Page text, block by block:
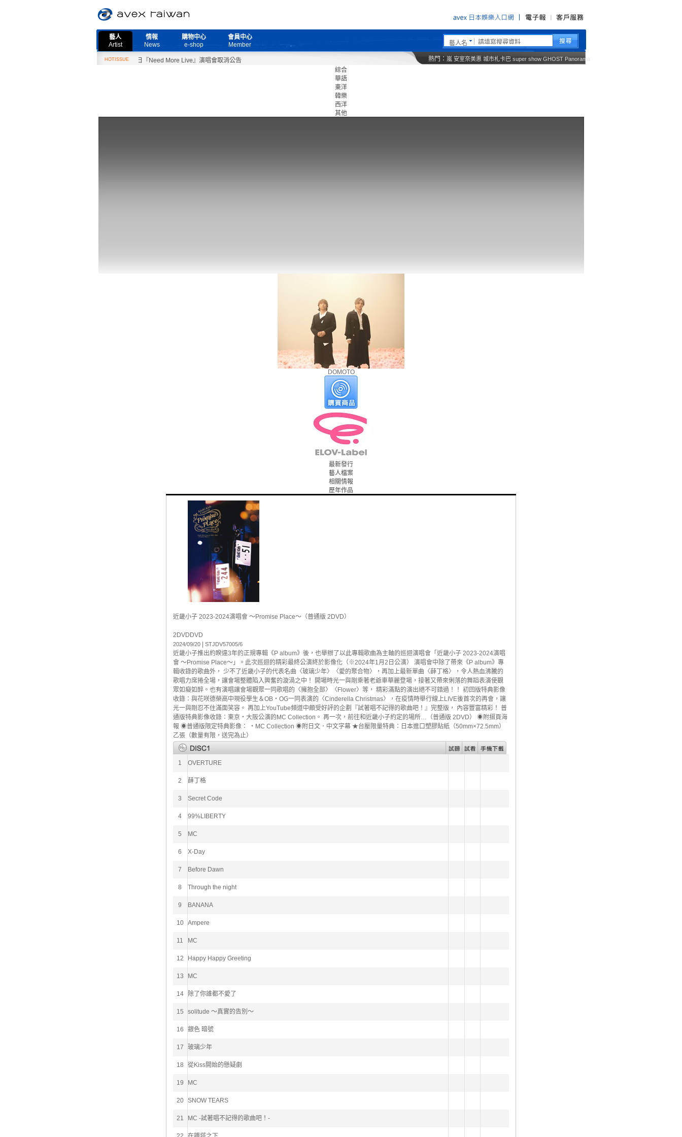
藝人
Artist
情報
News
購物中心
e-shop
會員中心
Member
藝人名
HOTISSUE
2月27日『Need More Live』演唱會取消公告 熱門： 嵐 安室奈美惠 城市札卡巴 super show GHOST Panorama
綜合
華語
東洋
韓樂
西洋
其他
DOMOTO
最新發行
藝人檔案
相關情報
歷年作品
近畿小子 2023-2024演唱會 ～Promise Place～（普通版 2DVD）
2DVD DVD
2024/09/20 STJDV57005/6
近畿小子推出約睽違3年的正規專輯《P album》後，也舉辦了以此專輯歌曲為主軸的巡迴演唱會「近畿小子 2023-2024演唱
會 ～Promise Place～」。此次巡迴的精彩最終公演終於影像化（※2024年1月2日公演） 演唱會中除了帶來《P album》專
輯收錄的歌曲外， 少不了近畿小子的代表名曲〈玻璃少年〉〈愛的聚合物〉，再加上最新單曲〈薛丁格〉，令人熱血沸騰的
歌唱力席捲全場，讓會場整體陷入興奮的漩渦之中！ 開場時光一與剛乘著老爺車華麗登場，接著又帶來俐落的舞蹈表演使觀
眾如癡如醉。也有演唱讓會場觀眾一同歌唱的〈擁抱全部〉〈Flower〉等， 精彩滿點的演出絕不可錯過！！ 初回版特典影像
收錄：與花咲德榮高中現役學生＆OB・OG一同表演的〈Cinderella Christmas〉，在疫情時舉行線上LIVE後首次的再會，讓
光一與剛忍不住滿面笑容。 再加上YouTube頻道中頗受好評的企劃『試著唱不記得的歌曲吧！』完整版， 內容豐富精彩！ 普
通版特典影像收錄：東京・大阪公演的MC Collection。 再一次，前往和近畿小子約定的場所…（普通版 2DVD） ◉附摺頁海
報 ◉普通版限定特典影像： ・MC Collection ◉附日文．中文字幕 ★台壓限量特典：日本進口塑膠貼紙（50mm×72.5mm）
乙張（數量有限，送完為止）
1 OVERTURE
2 薛丁格
3 Secret Code
4 99%LIBERTY
5 MC
6 X-Day
7 Before Dawn
8 Through the night
9 BANANA
10 Ampere
11 MC
12 Happy Happy Greeting
13 MC
14 除了你誰都不愛了
15 solitude ～真實的告別～
16 銀色 暗號
17 玻璃少年
18 從Kiss開始的懸疑劇
19 MC
20 SNOW TEARS
21 MC -試著唱不記得的歌曲吧！-